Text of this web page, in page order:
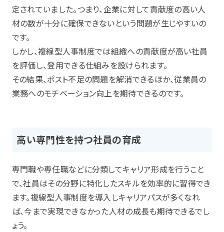
定されていました。つまり、企業に対して貢献度の高い人
材の数が十分に確保できないという問題が生じやすいの
です。
しかし、複線型人事制度では組織への貢献度が高い社員
を評価し、登用できる仕組みを設けられます。
その結果、ポスト不足の問題を解消できるほか、従業員の
業務へのモチベーション向上を期待できるのです。
高い専門性を持つ社員の育成
専門職や専任職などに分類してキャリア形成を行うこと
で、社員はその分野に特化したスキルを効率的に習得でき
ます。複線型人事制度を導入しキャリアパスが多くなれ
ば、今まで実現できなかった人材の成長も期待できるでし
ょう。